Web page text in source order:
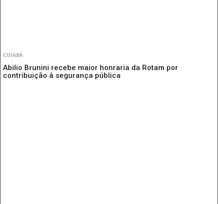
CUIABÁ
Abilio Brunini recebe maior honraria da Rotam por
contribuição à segurança pública